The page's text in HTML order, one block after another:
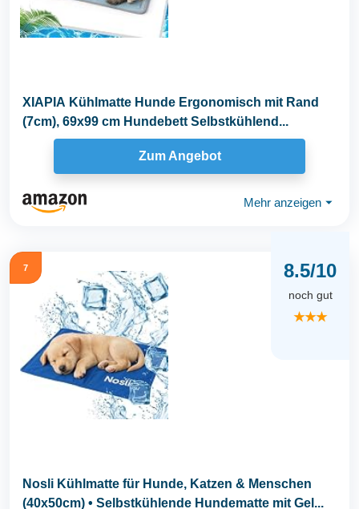
XIAPIA Kühlmatte Hunde Ergonomisch mit Rand
(7cm), 69x99 cm Hundebett Selbstkühlend...
Zum Angebot
Mehr anzeigen ⏷
7 8.5/10
noch gut
★★★
Nosli Kühlmatte für Hunde, Katzen & Menschen
(40x50cm) • Selbstkühlende Hundematte mit Gel...